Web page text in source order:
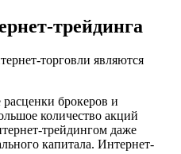
трейдинга
торговли являются
брокеров и
количество акций
трейдингом даже
капитала. Интернет-